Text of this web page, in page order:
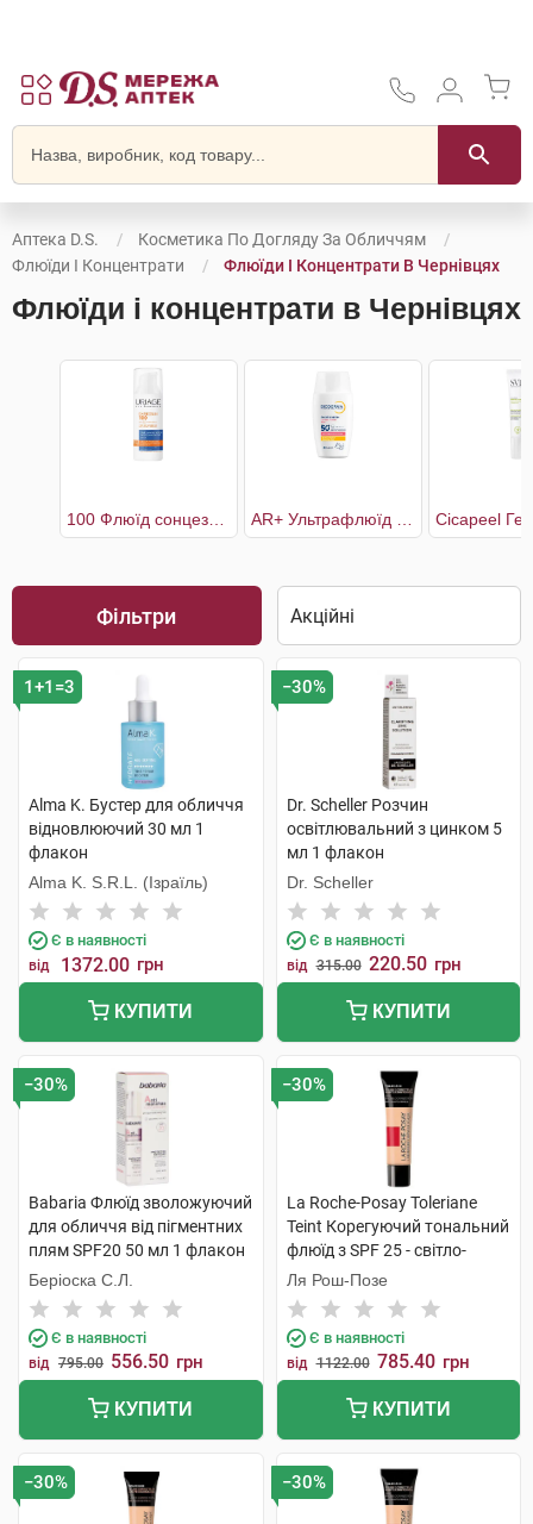
Аптека D.S.
Косметика По Догляду За Обличчям
Флюїди І Концентрати
Флюїди І Концентрати В Чернівцях
Флюїди і концентрати в Чернівцях
Фільтри
1+1=3
Alma K. Бустер для обличчя
відновлюючий 30 мл 1
флакон
Alma K. S.R.L. (Ізраїль)
Є в наявності
від 1372.00 грн
КУПИТИ
−30%
Dr. Scheller Розчин
освітлювальний з цинком 5
мл 1 флакон
Dr. Scheller
Є в наявності
від 315.00 220.50 грн
КУПИТИ
−30%
Babaria Флюїд зволожуючий
для обличчя від пігментних
плям SPF20 50 мл 1 флакон
Беріоска С.Л.
Є в наявності
від 795.00 556.50 грн
КУПИТИ
−30%
La Roche-Posay Toleriane
Teint Корегуючий тональний
флюїд з SPF 25 - світло-
бежевий 30 мл 1 туба
Ля Рош-Позе
Є в наявності
від 1122.00 785.40 грн
КУПИТИ
−30% −30%